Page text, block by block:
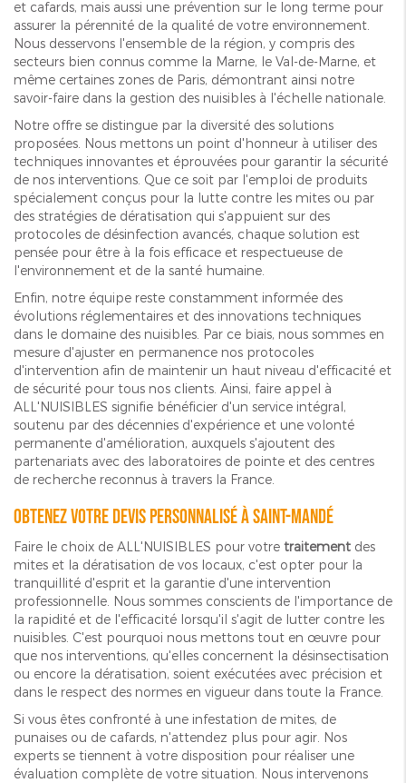
et cafards, mais aussi une prévention sur le long terme pour
assurer la pérennité de la qualité de votre environnement.
Nous desservons l'ensemble de la région, y compris des
secteurs bien connus comme la Marne, le Val-de-Marne, et
même certaines zones de Paris, démontrant ainsi notre
savoir-faire dans la gestion des nuisibles à l'échelle nationale.
Notre offre se distingue par la diversité des solutions
proposées. Nous mettons un point d'honneur à utiliser des
techniques innovantes et éprouvées pour garantir la sécurité
de nos interventions. Que ce soit par l'emploi de produits
spécialement conçus pour la lutte contre les mites ou par
des stratégies de dératisation qui s'appuient sur des
protocoles de désinfection avancés, chaque solution est
pensée pour être à la fois efficace et respectueuse de
l'environnement et de la santé humaine.
Enfin, notre équipe reste constamment informée des
évolutions réglementaires et des innovations techniques
dans le domaine des nuisibles. Par ce biais, nous sommes en
mesure d'ajuster en permanence nos protocoles
d'intervention afin de maintenir un haut niveau d'efficacité et
de sécurité pour tous nos clients. Ainsi, faire appel à
ALL'NUISIBLES signifie bénéficier d'un service intégral,
soutenu par des décennies d'expérience et une volonté
permanente d'amélioration, auxquels s'ajoutent des
partenariats avec des laboratoires de pointe et des centres
de recherche reconnus à travers la France.
Obtenez votre devis personnalisé à Saint-Mandé
Faire le choix de ALL'NUISIBLES pour votre traitement des
mites et la dératisation de vos locaux, c'est opter pour la
tranquillité d'esprit et la garantie d'une intervention
professionnelle. Nous sommes conscients de l'importance de
la rapidité et de l'efficacité lorsqu'il s'agit de lutter contre les
nuisibles. C'est pourquoi nous mettons tout en œuvre pour
que nos interventions, qu'elles concernent la désinsectisation
ou encore la dératisation, soient exécutées avec précision et
dans le respect des normes en vigueur dans toute la France.
Si vous êtes confronté à une infestation de mites, de
punaises ou de cafards, n'attendez plus pour agir. Nos
experts se tiennent à votre disposition pour réaliser une
évaluation complète de votre situation. Nous intervenons